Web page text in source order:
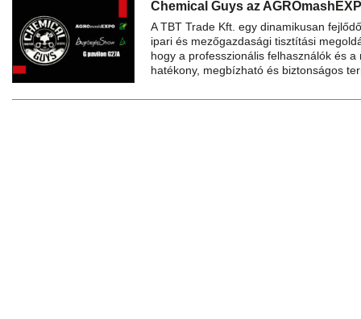
Chemical Guys az
A TBT Trade Kft. egy dinamikusan
ipari és mezőgazdasági tisztítási
hogy a professzionális felhasználók és
hatékony, megbízható és biztonságos